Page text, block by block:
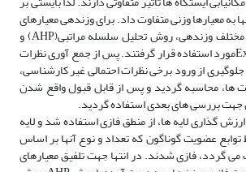
به معیارها وزنی متفاوت داد. برای وزندهی معیارهای
فوق از بین روش ‌های مختلف وزندهی، روش تحلیل سلسله مراتبی(AHP) و
نرم ‌افزار Export choiceمورد استفاده قرار گرفتند. پس از جمع ‌آوری نظرات
از ورود برخی نظرات احتمالی غیر کارشناسی،
‌ها، محاسبه گردید و پس از قابل قبول واقع شدن
‌گذاری لایه ‌ها، از منطق فازی استفاده شد و لایه
عضویت گوناگون که تعداد و نوع آنها بر اساس
می ‌گردد، فازی شدند. در انتها جهت تلفیق معیارهای